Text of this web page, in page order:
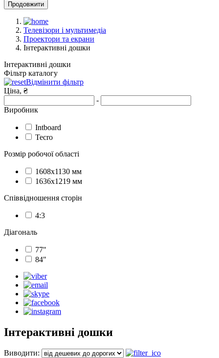
Продовжити
Телевізори і мультимедіа
Проектори та екрани
Інтерактивні дошки
Інтерактивні дошки
Фільтр каталогу
Відмінити фільтр
Ціна, ₴
-
Виробник
Intboard
Tecro
Розмір робочої області
1608х1130 мм
1636х1219 мм
Співвідношення сторін
4:3
Діагональ
77"
84"
Інтерактивні дошки
Виводити: